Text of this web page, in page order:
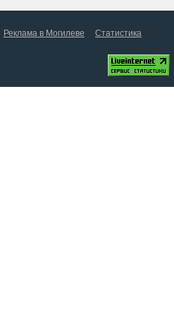
Реклама в Могилеве
Статистика